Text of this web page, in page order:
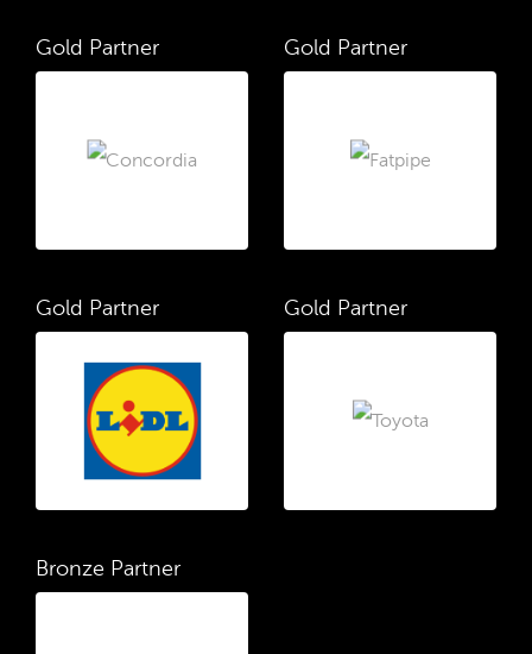
Gold Partner Gold Partner
Gold Partner Gold Partner
Bronze Partner